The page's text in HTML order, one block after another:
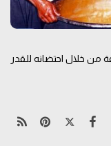
من خلال احتضانه للقدر